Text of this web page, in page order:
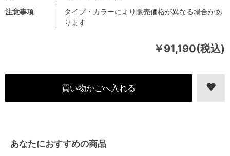
￥91,190(税込)
注意事項
タイプ・カラーにより販売価格が異なる場合があ
ります
あなたにおすすめの商品